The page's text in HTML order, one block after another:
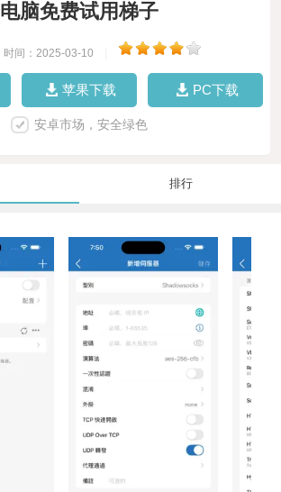
电脑免费试用梯子
时间：2025-03-10
苹果下载 PC下载
安卓市场，安全绿色
排行